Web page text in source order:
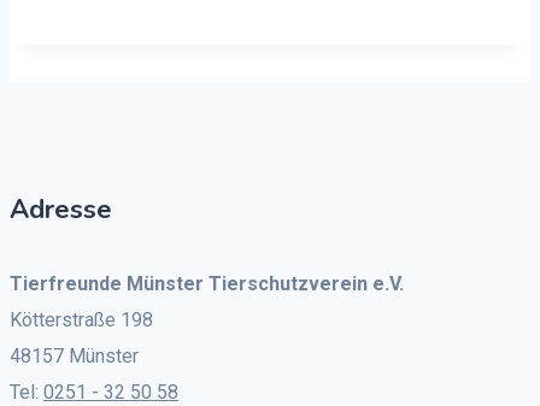
Adresse
Tierfreunde Münster Tierschutzverein e.V.
Kötterstraße 198
48157 Münster
Tel: 0251 - 32 50 58